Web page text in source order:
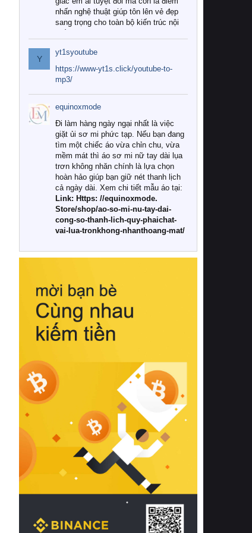
nhấn nghệ thuật giúp tôn lên vẻ đẹp
sang trọng cho toàn bộ kiến trúc nội
Tuy nhiên, giữa thị trường đa dạng
với vô vàn thương hiệu và mẫu mã
như hiện nay, làm thế nào để chọn
được những bộ chăn ga gối đệm cao
cấp thực sự chất lượng, phù hợp với
khí hậu và nhu cầu sử dụng của gia
đình? Hãy cùng chúng tôi đi tìm lời
giải đáp chi tiết qua bài viết dưới đây.
1. Tại sao các gia đình hiện đại lại ưa
chuộng chăn ga gối đệm cao cấp?
Khác với các dòng sản phẩm thông
thường, những bộ chăn ga gối đệm
cao cấp trải qua quy trình sản xuất
nghiêm ngặt từ khâu chọn lọc nguyên
liệu tự nhiên đến công nghệ dệt
nhuộm hiện đại không chứa hóa chất
này, bạn sẽ cảm nhận rõ rệt sự khác
hồi chuẩn xác của phần đệm nâng đỡ
cột sống.
Bên cạnh đó, việc lựa chọn các dòng
sản phẩm đạt chuẩn chất lượng quốc
tế còn giúp ngăn ngừa tình trạng kích
khuẩn và nấm mốc trong điều kiện
thời tiết nóng ẩm. Bạn có thể tìm hiểu
thêm các nghiên cứu khoa học về tác
động của giấc ngủ và môi trường
phòng ngủ đối với sức khỏe con
người tại Sleep Foundation (External
Link) để có cái nhìn toàn diện hơn.
2. Các tiêu chí vàng khi lựa chọn
chăn ga gối đệm cao cấp cho phòng
ngủ
Để sở hữu một bộ chăn ga gối đệm
cao cấp hoàn hảo cả về thẩm mỹ lẫn
công năng, người tiêu dùng cần cân
nhắc kỹ lưỡng các tiêu chí quan trọng
Y
yt1syoutube
https://www-yt1s.click/youtube-to-
mp3/
equinoxmode
Đi làm hàng ngày ngại nhất là việc
giặt ủi sơ mi phức tạp. Nếu bạn đang
tìm một chiếc áo vừa chỉn chu, vừa
mềm mát thì áo sơ mi nữ tay dài lụa
trơn không nhăn chính là lựa chọn
hoàn hảo giúp bạn giữ nét thanh lịch
cả ngày dài. Xem chi tiết mẫu áo tại:
Link: Https: //equinoxmode.
Store/shop/ao-so-mi-nu-tay-dai-
cong-so-thanh-lich-quy-phaichat-
vai-lua-tronkhong-nhanthoang-mat/